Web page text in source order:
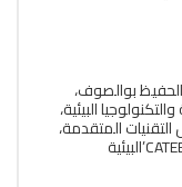
بوالصوف،
البیئیة،
المتقدمة،